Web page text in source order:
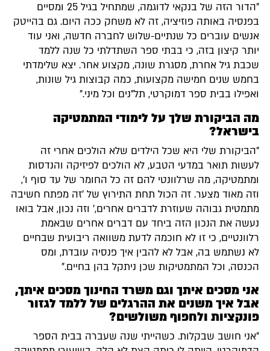
"הדור הזה של בנקאי לדוגמה, שמתחיל בגיל 25 ומסיים
בפנסיה באותה פוזיציה, זה לא משחק ככה היום. גם בהייטק
אנשים עוברים כל שנתיים-שלוש לחברה חדשה, ואני עוד
יותר קיצון בזה, כי בבתי ספר השתדלתי כל שנה ללמד
שכבת גיל אחרת, מסגרת שונה, מקצוע אחר. יצא שלימדתי
בחמש שנים חמישה מקצועות, כמה קבוצות גיל שונות,
ואפילו בבית ספר דמוקרטי, תל"נים וכל מיני."
מה הביקורת שלך על לימודי המתמטיקה
בישראל?
"הביקורת שלי היא שכל הילדים שלא הולכים אחרי זה
לעשות תואר במדעי הטבע, לא הולכים לפיזיקה והנדסות
ומתמטיקה, מה שרלוונטי להם זה כל החומר של עד סוף ו',
וזה מאוד מצער. זה הכול תחת התירוץ של 'זה מפתח חשיבה
מתמטית גבוהה שעוזרת לדברים אחרים,' וזה נכון, אבל בואו
נעשה את הנכון הזה ביחד עם דברים אחרים שבאמת
רלוונטיים, כי זו לא חוכמה לדעת משוואה ריבועית שבחיים
לא נשתמש בה, אבל לא להבין איך פנסיה עובדת, ומס
הכנסה, וכל המתמטיקות שכן ניתקל בהן בחיים."
אני מסכים איתך וגם משרד החינוך מסכים איתך,
אבל איך משנים את ההרגלים של ללמד לגזור
פונקציות ולחפוף משולשים?
"אני חושב שבקלות. כשהייתי שנה שעברה בבית הספר